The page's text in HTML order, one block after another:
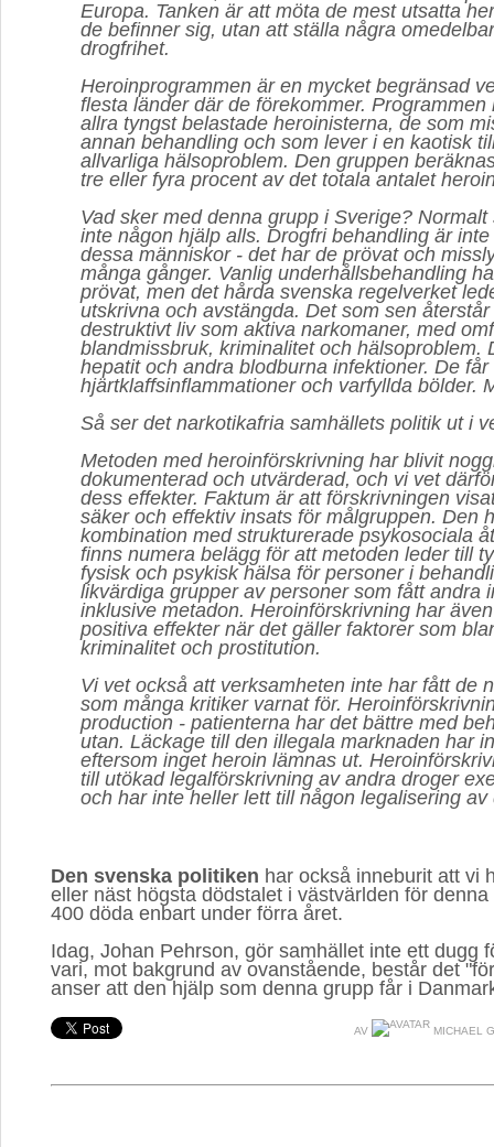
Europa. Tanken är att möta de mest utsatta
de befinner sig, utan att ställa några
drogfrihet.
Heroinprogrammen är en mycket begränsad
flesta länder där de förekommer. Programmen
allra tyngst belastade heroinisterna, de som
annan behandling och som lever i en kaotisk
allvarliga hälsoproblem. Den gruppen
tre eller fyra procent av det totala antalet
Vad sker med denna grupp i Sverige?
inte någon hjälp alls. Drogfri behandling är
dessa människor - det har de prövat och
många gånger. Vanlig underhållsbehandling
prövat, men det hårda svenska regelverket
utskrivna och avstängda. Det som sen
destruktivt liv som aktiva narkomaner, med
blandmissbruk, kriminalitet och hälsoproblem.
hepatit och andra blodburna infektioner. De får
hjärtklaffsinflammationer och varfyllda bölder.
Så ser det narkotikafria samhällets politik ut i
Metoden med heroinförskrivning har blivit
dokumenterad och utvärderad, och vi vet
dess effekter. Faktum är att förskrivningen
säker och effektiv insats för målgruppen. Den
kombination med strukturerade psykosociala
finns numera belägg för att metoden leder till
fysisk och psykisk hälsa för personer i
likvärdiga grupper av personer som fått andra
inklusive metadon. Heroinförskrivning har
positiva effekter när det gäller faktorer som
kriminalitet och prostitution.
Vi vet också att verksamheten inte har fått de
som många kritiker varnat för.
production - patienterna har det bättre med
utan. Läckage till den illegala marknaden har
eftersom inget heroin lämnas ut.
till utökad legalförskrivning av andra droger
och har inte heller lett till någon legalisering av
Den svenska politiken har också inneburit att vi
eller näst högsta dödstalet i västvärlden för
400 döda enbart under förra året.
Idag, Johan Pehrson, gör samhället inte ett dugg
vari, mot bakgrund av ovanstående, består det
anser att den hjälp som denna grupp får i
AV MICHAEL